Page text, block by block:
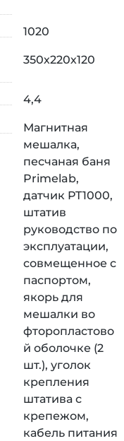
1020
350х220х120
4,4
Магнитная
мешалка,
песчаная баня
Primelab,
датчик PT1000,
штатив
руководство по
эксплуатации,
совмещенное с
паспортом,
якорь для
мешалки во
фторопластово
й оболочке (2
шт.), уголок
крепления
штатива с
крепежом,
кабель питания